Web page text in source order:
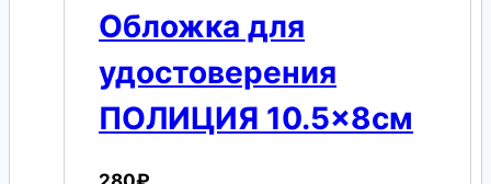
Обложка для
удостоверения
ПОЛИЦИЯ 10.5×8см